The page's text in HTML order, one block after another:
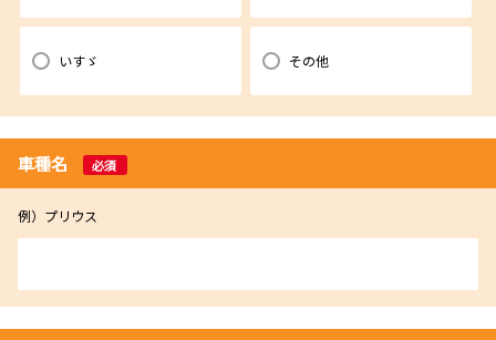
いすゞ その他
車種名 必須
例）プリウス